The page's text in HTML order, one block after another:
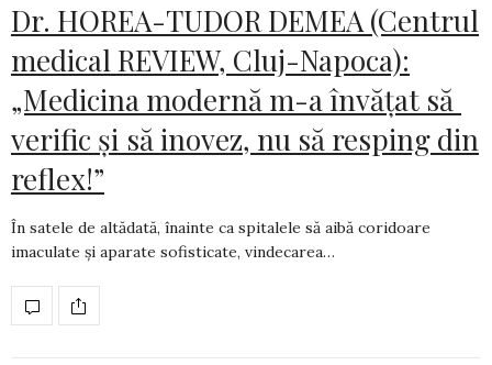
Dr. HOREA-TUDOR DEMEA (Centrul
medical REVIEW, Cluj-Napoca):
„Medicina modernă m-a învățat să
verific și să inovez, nu să resping din
reflex!”
În satele de altădată, înainte ca spitalele să aibă coridoare
imaculate și aparate sofis­ti­cate, vindecarea…